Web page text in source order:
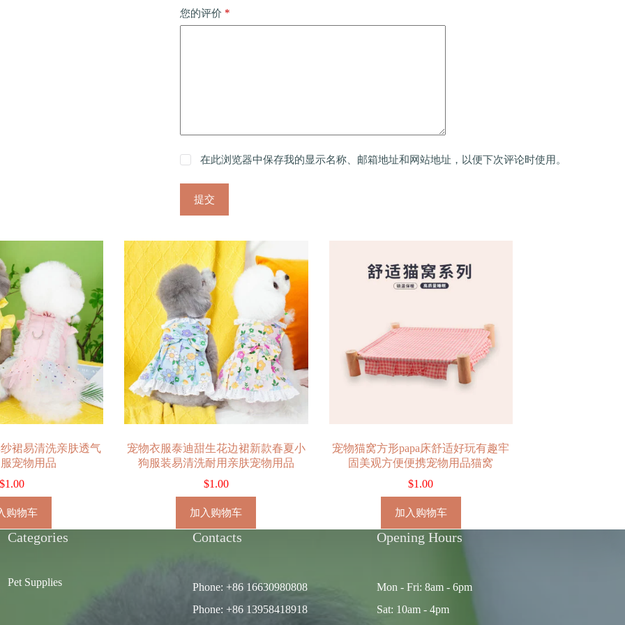
您的评价 *
在此浏览器中保存我的显示名称、邮箱地址和网站地址，以便下次评论时使用。
提交
裙易清洗亲肤透气
宠物用品
1.00
购物车
宠物衣服泰迪甜生花边裙新款春夏小
狗服装易清洗耐用亲肤宠物用品
$1.00
加入购物车
宠物猫窝方形papa床舒适好玩有趣牢
固美观方便便携宠物用品猫窝
$1.00
加入购物车
Categories
Pet Supplies
Contacts
Phone: +86 16630980808
Phone: +86 13958418918
Opening Hours
Mon - Fri: 8am - 6pm
Sat: 10am - 4pm